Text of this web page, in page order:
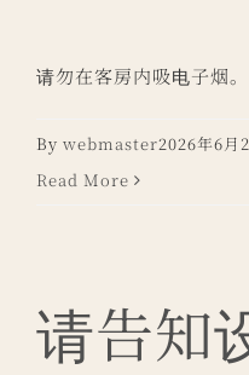
请勿在客房内吸电子烟。
By webmaster2026年6月
Read More
请告知